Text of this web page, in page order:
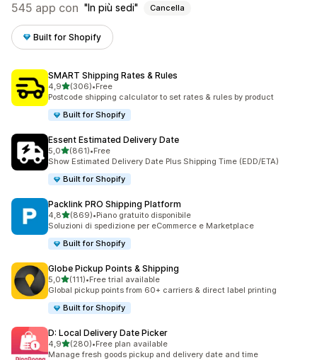
545 app con In più sedi Cancella
Built for Shopify
SMART Shipping Rates & Rules
4,9stelle su 5
(306)
306 recensioni totali
•Free
Postcode shipping calculator to set rates & rules by product
Built for Shopify
Essent Estimated Delivery Date
5,0stelle su 5
(861)
861 recensioni totali
•Free
Show Estimated Delivery Date Plus Shipping Time (EDD/ETA)
Built for Shopify
Packlink PRO Shipping Platform
4,8stelle su 5
(869)
869 recensioni totali
•Piano gratuito disponibile
Soluzioni di spedizione per eCommerce e Marketplace
Built for Shopify
Globe Pickup Points & Shipping
5,0stelle su 5
(111)
111 recensioni totali
•Free trial available
Global pickup points from 60+ carriers & direct label printing
Built for Shopify
D: Local Delivery Date Picker
4,9stelle su 5
(280)
280 recensioni totali
•Free plan available
Manage fresh goods pickup and delivery date and time